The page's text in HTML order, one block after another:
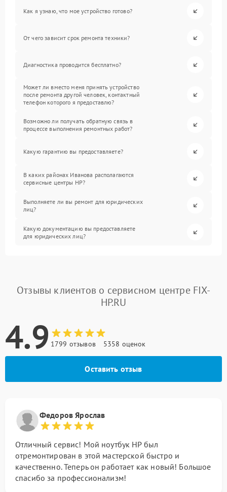
Как я узнаю, что мое устройство готово?
От чего зависит срок ремонта техники?
Диагностика проводится бесплатно?
Может ли вместо меня принять устройство
после ремонта другой человек, контактный
телефон которого я предоставлю?
Возможно ли получать обратную связь в
процессе выполнения ремонтных работ?
Какую гарантию вы предоставляете?
В каких районах Иванова располагаются
сервисные центры HP?
Выполняете ли вы ремонт для юридических
лиц?
Какую документацию вы предоставляете
для юридических лиц?
Отзывы клиентов о сервисном центре FIX-
HP.RU
4.9 1799 отзывов 5358 оценок
Оставить отзыв
Федоров Ярослав
Отличный сервис! Мой ноутбук HP был
отремонтирован в этой мастерской быстро и
качественно. Теперь он работает как новый! Большое
спасибо за профессионализм!